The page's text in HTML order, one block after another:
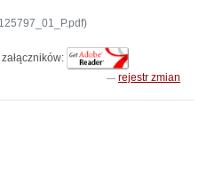
rejestr zmian